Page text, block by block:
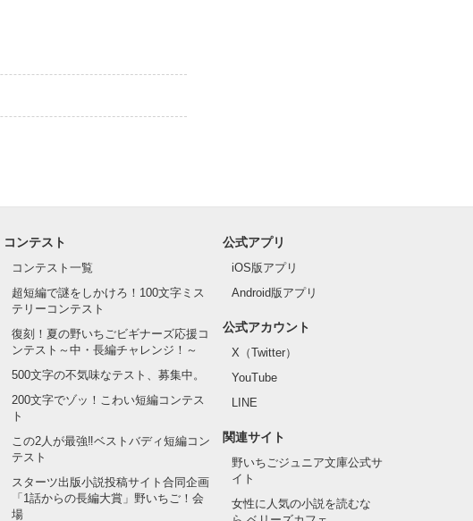
コンテスト
コンテスト一覧
超短編で謎をしかけろ！100文字ミス
テリーコンテスト
復刻！夏の野いちごビギナーズ応援コ
ンテスト～中・長編チャレンジ！～
500文字の不気味なテスト、募集中。
200文字でゾッ！こわい短編コンテス
ト
この2人が最強‼ベストバディ短編コン
テスト
スターツ出版小説投稿サイト合同企画
「1話からの長編大賞」野いちご！会
場
公式アプリ
iOS版アプリ
Android版アプリ
公式アカウント
X（Twitter）
YouTube
LINE
関連サイト
野いちごジュニア文庫公式サ
イト
女性に人気の小説を読むな